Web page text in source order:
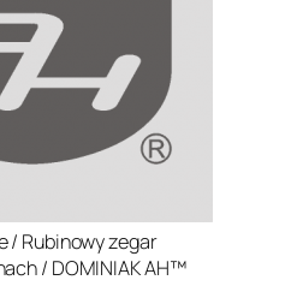
/ Rubinowy zegar
/ DOMINIAK AH™